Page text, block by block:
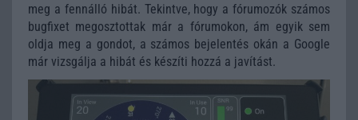
meg a fennálló hibát. Tekintve, hogy a fórumozók számos
bugfixet megosztottak már a fórumokon, ám egyik sem
oldja meg a gondot, a számos bejelentés okán a Google
már vizsgálja a hibát és készíti hozzá a javítást.